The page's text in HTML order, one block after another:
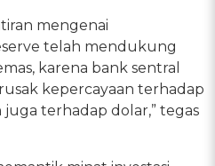
mengenai
telah mendukung
karena bank sentral
kepercayaan terhadap
juga terhadap dolar,” tegas